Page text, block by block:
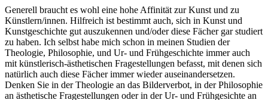
Generell braucht es wohl eine hohe Affinität zur Kunst und zu
Künstlern/innen. Hilfreich ist bestimmt auch, sich in Kunst und
Kunstgeschichte gut auszukennen und/oder diese Fächer gar studiert
zu haben. Ich selbst habe mich schon in meinen Studien der
Theologie, Philosophie, und Ur- und Frühgeschichte immer auch
mit künstlerisch-ästhetischen Fragestellungen befasst, mit denen sich
natürlich auch diese Fächer immer wieder auseinandersetzen.
Denken Sie in der Theologie an das Bilderverbot, in der Philosophie
an ästhetische Fragestellungen oder in der Ur- und Frühgesichte an